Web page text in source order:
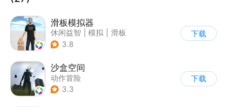
滑板模拟器
休闲益智 模拟
滑板
| 卡通
3.8
下载
沙盒空间
动作冒险
| 第一人称射击
3.3
下载